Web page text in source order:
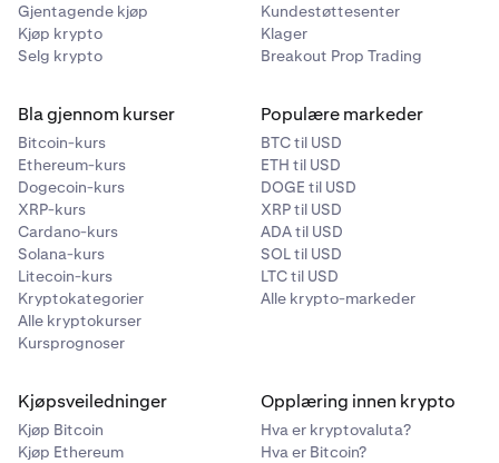
Gjentagende kjøp
Kjøp krypto
Selg krypto
Kundestøttesenter
Klager
Breakout Prop Trading
Bla gjennom kurser
Bitcoin-kurs
Ethereum-kurs
Dogecoin-kurs
XRP-kurs
Cardano-kurs
Solana-kurs
Litecoin-kurs
Kryptokategorier
Alle kryptokurser
Kursprognoser
Populære markeder
BTC til USD
ETH til USD
DOGE til USD
XRP til USD
ADA til USD
SOL til USD
LTC til USD
Alle krypto-markeder
Kjøpsveiledninger
Kjøp Bitcoin
Kjøp Ethereum
Opplæring innen krypto
Hva er kryptovaluta?
Hva er Bitcoin?